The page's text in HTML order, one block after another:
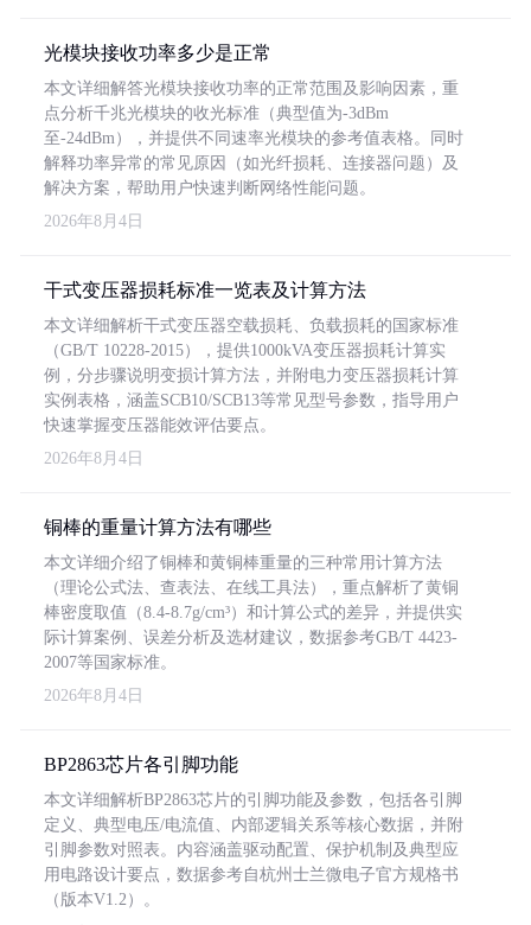
光模块接收功率多少是正常
本文详细解答光模块接收功率的正常范围及影响因素，重
点分析千兆光模块的收光标准（典型值为-3dBm
至-24dBm），并提供不同速率光模块的参考值表格。同时
解释功率异常的常见原因（如光纤损耗、连接器问题）及
解决方案，帮助用户快速判断网络性能问题。
2026年8月4日
干式变压器损耗标准一览表及计算方法
本文详细解析干式变压器空载损耗、负载损耗的国家标准
（GB/T 10228-2015），提供1000kVA变压器损耗计算实
例，分步骤说明变损计算方法，并附电力变压器损耗计算
实例表格，涵盖SCB10/SCB13等常见型号参数，指导用户
快速掌握变压器能效评估要点。
2026年8月4日
铜棒的重量计算方法有哪些
本文详细介绍了铜棒和黄铜棒重量的三种常用计算方法
（理论公式法、查表法、在线工具法），重点解析了黄铜
棒密度取值（8.4-8.7g/cm³）和计算公式的差异，并提供实
际计算案例、误差分析及选材建议，数据参考GB/T 4423-
2007等国家标准。
2026年8月4日
BP2863芯片各引脚功能
本文详细解析BP2863芯片的引脚功能及参数，包括各引脚
定义、典型电压/电流值、内部逻辑关系等核心数据，并附
引脚参数对照表。内容涵盖驱动配置、保护机制及典型应
用电路设计要点，数据参考自杭州士兰微电子官方规格书
（版本V1.2）。